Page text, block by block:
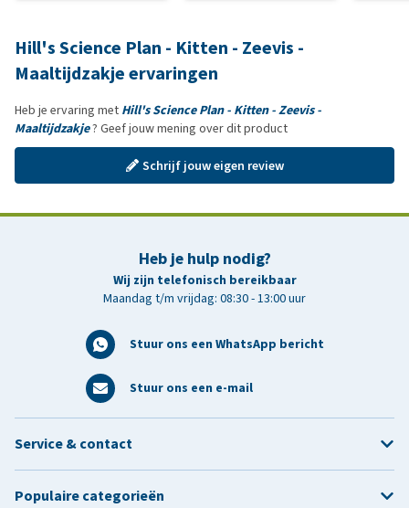
Hill's Science Plan - Kitten - Zeevis -
Maaltijdzakje ervaringen
Heb je ervaring met Hill's Science Plan - Kitten - Zeevis -
Maaltijdzakje? Geef jouw mening over dit product
Schrijf jouw eigen review
Heb je hulp nodig?
Wij zijn telefonisch bereikbaar
Maandag t/m vrijdag: 08:30 - 13:00 uur
Stuur ons een WhatsApp bericht
Stuur ons een e-mail
Service & contact
Populaire categorieën